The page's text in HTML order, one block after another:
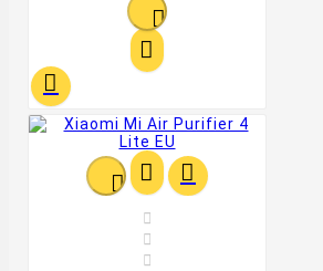



  


